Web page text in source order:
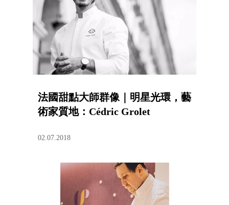
法國甜點大師群像｜明星光環，藝
術家質地：Cédric Grolet
02.07.2018